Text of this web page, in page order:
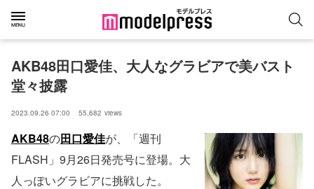
AKB48田口愛佳、大人なグラビアで美バスト
堂々披露
2023.09.26 07:00 55,682 views
AKB48の田口愛佳が、「週刊
FLASH」9月26日発売号に登場。大
人っぽいグラビアに挑戦した。